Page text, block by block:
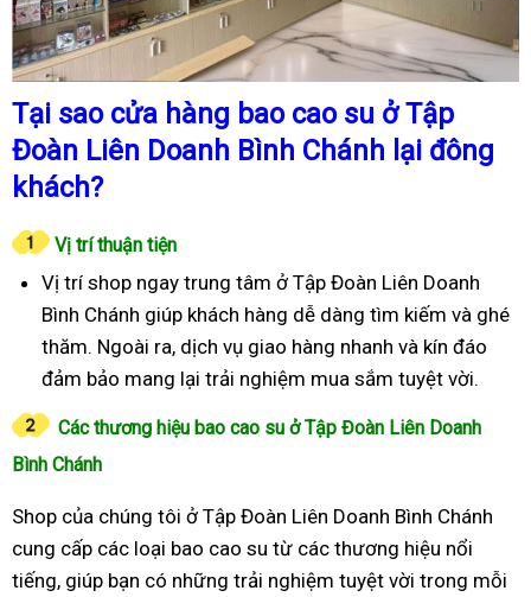
Tại sao cửa hàng bao cao su ở Tập
Đoàn Liên Doanh Bình Chánh lại đông
khách?
Vị trí thuận tiện
Vị trí shop ngay trung tâm ở Tập Đoàn Liên Doanh
Bình Chánh giúp khách hàng dễ dàng tìm kiếm và ghé
thăm. Ngoài ra, dịch vụ giao hàng nhanh và kín đáo
đảm bảo mang lại trải nghiệm mua sắm tuyệt vời.
Các thương hiệu bao cao su ở Tập Đoàn Liên Doanh
Bình Chánh
Shop của chúng tôi ở Tập Đoàn Liên Doanh Bình Chánh
cung cấp các loại bao cao su từ các thương hiệu nổi
tiếng, giúp bạn có những trải nghiệm tuyệt vời trong mỗi